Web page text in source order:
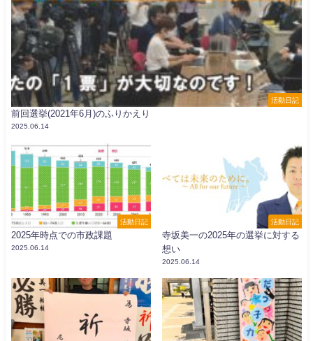
活動日記
前回選挙(2021年6月)のふりかえり
2025.06.14
活動日記
2025年時点での市政課題
2025.06.14
活動日記
寺坂美一の2025年の選挙に対する
想い
2025.06.14